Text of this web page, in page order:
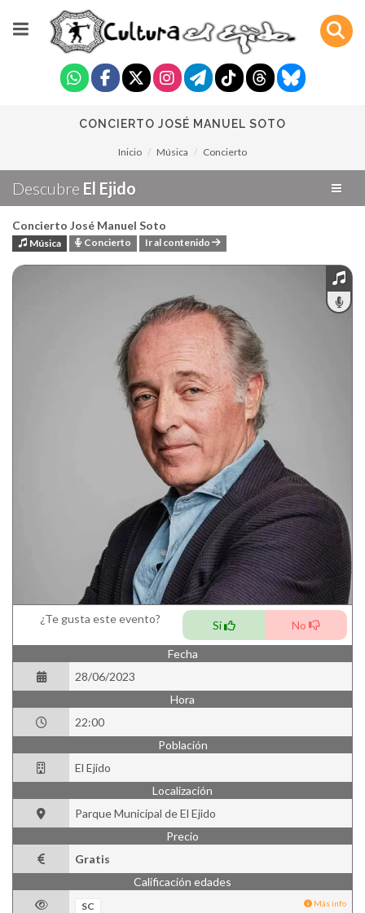
CONCIERTO JOSÉ MANUEL SOTO
Inicio Música Concierto
Descubre El Ejido
Concierto José Manuel Soto
Música Concierto Ir al contenido
¿Te gusta este evento? Si No
Fecha
28/06/2023
Hora
22:00
Población
El Ejido
Localización
Parque Municipal de El Ejido
Precio
Gratis
Calificación edades
SC Más info